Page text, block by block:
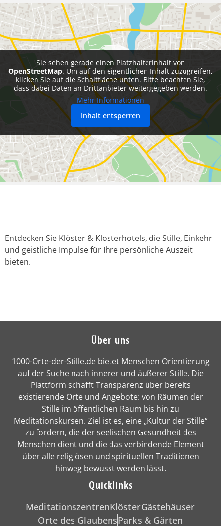
Sie sehen gerade einen Platzhalterinhalt von
OpenStreetMap. Um auf den eigentlichen Inhalt zuzugreifen,
klicken Sie auf die Schaltfläche unten. Bitte beachten Sie,
dass dabei Daten an Drittanbieter weitergegeben werden.
Mehr Informationen
Inhalt entsperren
Entdecken Sie Klöster & Klosterhotels, die Stille, Einkehr
und geistliche Impulse für Ihre persönliche Auszeit
bieten.
Über uns
1000-Orte-der-Stille.de bietet Menschen Orientierung
auf der Suche nach innerer und äußerer Stille. Die
Plattform schafft Transparenz über bereits
existierende Orte und Angebote: von Räumen der
Stille im öffentlichen Raum bis hin zu
Meditationskursen. Ziel ist es, eine „Kultur der Stille“
zu fördern, die der seelischen Gesundheit des
Menschen dient und die das verbindende Element
über alle religiösen und spirituellen Traditionen
hinweg bewusst werden lässt.
Quicklinks
MeditationszentrenKlösterGästehäuser
Orte des GlaubensParks & Gärten